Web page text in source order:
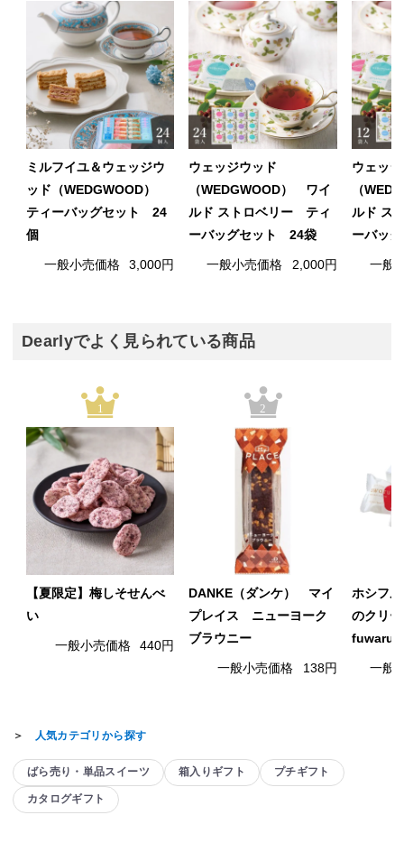
ミルフイユ＆ウェッジウ
ッド（WEDGWOOD）
ティーバッグセット 24
個
一般小売価格 3,000円
ウェッジウッド
（WEDGWOOD） ワイ
ルド ストロベリー ティ
ーバッグセット 24袋
一般小売価格 2,000円
ウェッ
（
ルド ス
ーバッ
一般
Dearlyでよく見られている商品
1
【夏限定】梅しそせんべ
い
一般小売価格 440円
2
DANKE（ダンケ） マイ
プレイス ニューヨーク
ブラウニー
一般小売価格 138円
ホシフ
のクリ
fuwaru
一般
＞ 人気カテゴリから探す
ばら売り・単品スイーツ 箱入りギフト プチギフト
カタログギフト